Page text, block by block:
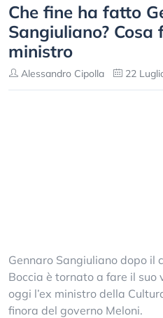
Che fine ha fatto
Sangiuliano? Cosa
ministro
Alessandro Cipolla 22
Gennaro Sangiuliano dopo il
Boccia è tornato a fare il suo
oggi l’ex ministro della
finora del governo Meloni.